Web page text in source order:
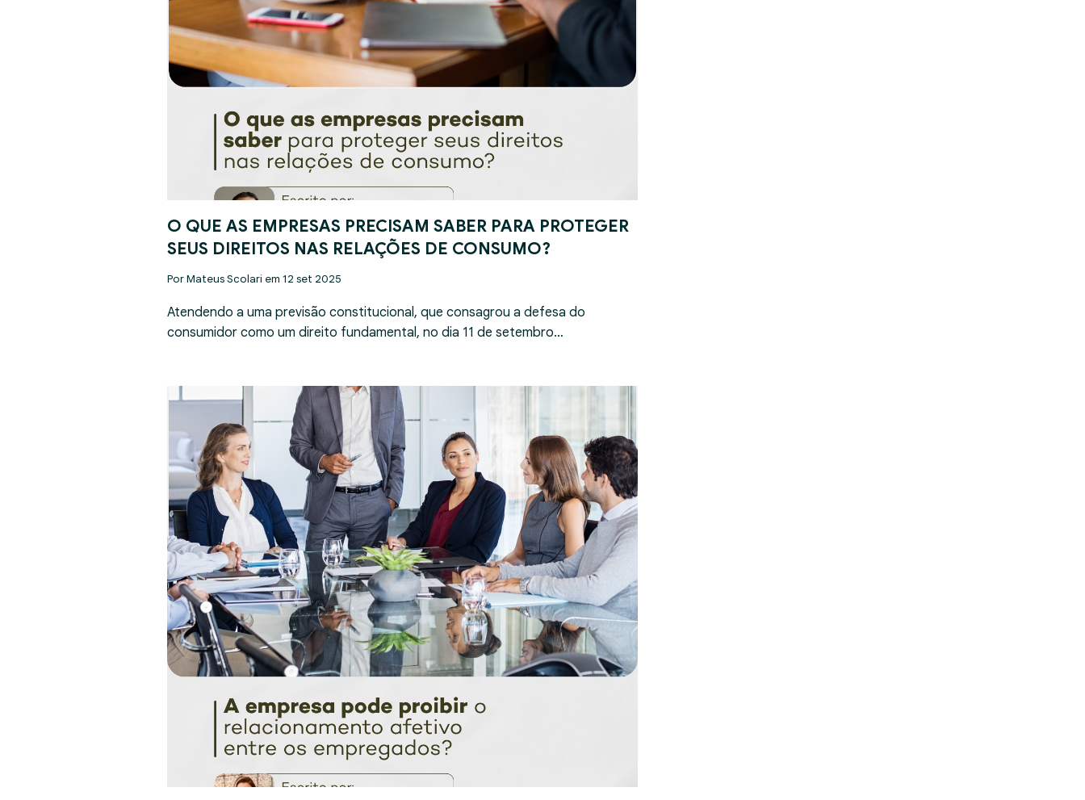
O QUE AS EMPRESAS PRECISAM SABER PARA PROTEGER
SEUS DIREITOS NAS RELAÇÕES DE CONSUMO?
Por Mateus Scolari em 12 set 2025
Atendendo a uma previsão constitucional, que consagrou a defesa do
consumidor como um direito fundamental, no dia 11 de setembro…